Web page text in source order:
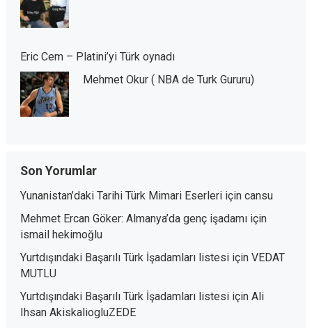
Eric Cem – Platini’yi Türk oynadı
Mehmet Okur ( NBA de Turk Gururu)
Son Yorumlar
Yunanistan’daki Tarihi Türk Mimari Eserleriiçin cansu
Mehmet Ercan Göker: Almanya’da genç işadamıiçin
ismail hekimoğlu
Yurtdışındaki Başarılı Türk İşadamları listesiiçin VEDAT
MUTLU
Yurtdışındaki Başarılı Türk İşadamları listesiiçin Ali
Ihsan AkiskaliogluZEDE